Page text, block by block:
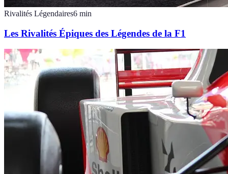
Rivalités Légendaires6 min
Les Rivalités Épiques des Légendes de la F1